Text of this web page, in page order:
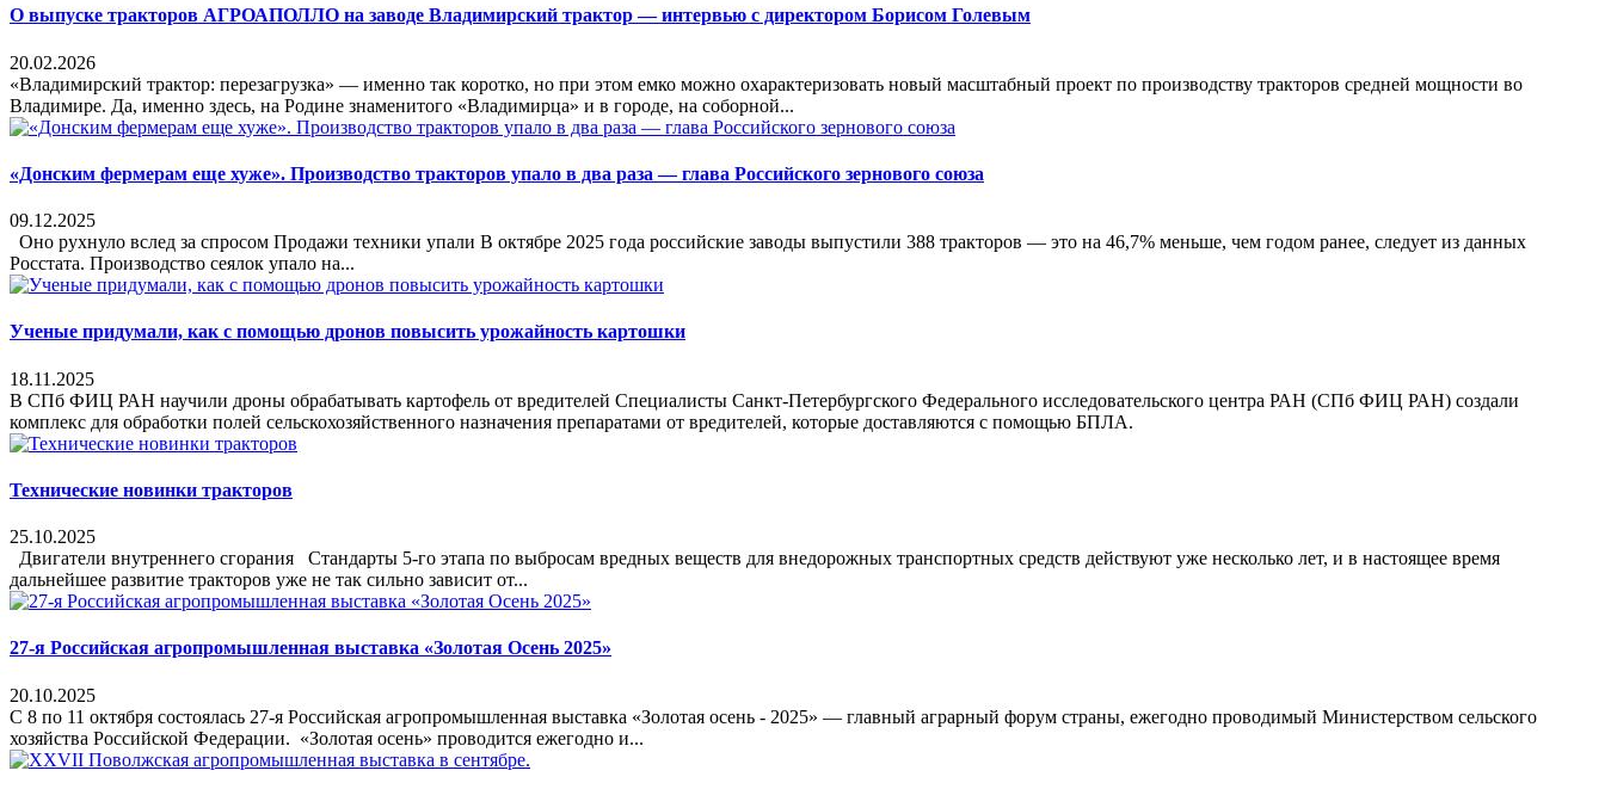
О выпуске тракторов АГРОАПОЛЛО на заводе Владимирский трактор — интервью с директором Борисом Голевым
20.02.2026
«Владимирский трактор: перезагрузка» — именно так коротко, но при этом емко можно охарактеризовать новый масштабный проект по производству тракторов средней мощности во
Владимире. Да, именно здесь, на Родине знаменитого «Владимирца» и в городе, на соборной...
«Донским фермерам еще хуже». Производство тракторов упало в два раза — глава Российского зернового союза
09.12.2025
Оно рухнуло вслед за спросом Продажи техники упали В октябре 2025 года российские заводы выпустили 388 тракторов — это на 46,7% меньше, чем годом ранее, следует из данных
Росстата. Производство сеялок упало на...
Ученые придумали, как с помощью дронов повысить урожайность картошки
18.11.2025
В СПб ФИЦ РАН научили дроны обрабатывать картофель от вредителей Специалисты Санкт-Петербургского Федерального исследовательского центра РАН (СПб ФИЦ РАН) создали
комплекс для обработки полей сельскохозяйственного назначения препаратами от вредителей, которые доставляются с помощью БПЛА.
Технические новинки тракторов
25.10.2025
Двигатели внутреннего сгорания Стандарты 5-го этапа по выбросам вредных веществ для внедорожных транспортных средств действуют уже несколько лет, и в настоящее время
дальнейшее развитие тракторов уже не так сильно зависит от...
27-я Российская агропромышленная выставка «Золотая Осень 2025»
20.10.2025
С 8 по 11 октября состоялась 27-я Российская агропромышленная выставка «Золотая осень - 2025» — главный аграрный форум страны, ежегодно проводимый Министерством сельского
хозяйства Российской Федерации. «Золотая осень» проводится ежегодно и...